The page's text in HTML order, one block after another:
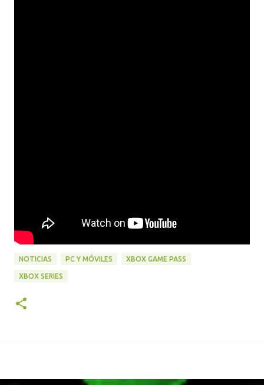
NOTICIAS PC Y MÓVILES XBOX GAME PASS
XBOX SERIES